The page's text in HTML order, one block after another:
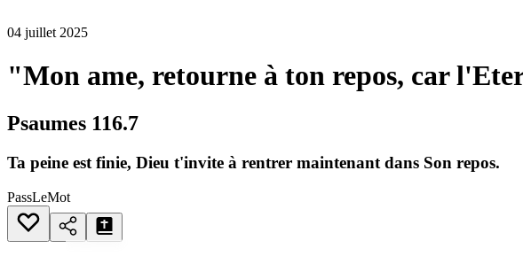
04 juillet 2025
"Mon ame, retourne à ton repos, car
Psaumes 116.7
Ta peine est finie, Dieu t'invite à rentrer maintenant dans Son repos.
PassLeMot